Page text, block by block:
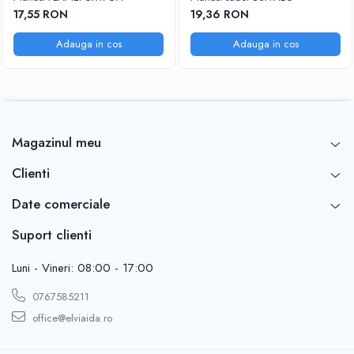
JACHETE DE LUCRU
PANTALONI DE LUCRU
INDUSTRIA ALIMENTARA
IMBRACAMINTE ANTICHIMICA |
FESURI, SEPCI, CAPISOANE
FLEECE
HANORACE
17,55 RON
Adauga in cos
19,36 RON
Adauga in cos
Magazinul meu
Clienti
Date comerciale
Suport clienti
Luni - Vineri: 08:00 - 17:00
0767585211
office@elviaida.ro